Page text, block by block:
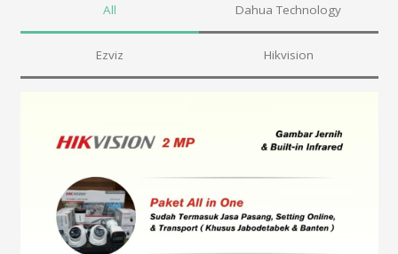
All Dahua Technology
Ezviz Hikvision